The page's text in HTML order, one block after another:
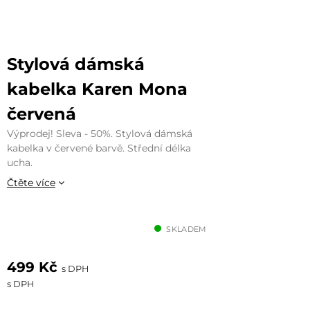
Stylová dámská
kabelka Karen Mona
červená
Výprodej! Sleva - 50%. Stylová dámská
kabelka v červené barvě. Střední délka
ucha.
Čtěte více
SKLADEM
499 Kč s DPH
s DPH